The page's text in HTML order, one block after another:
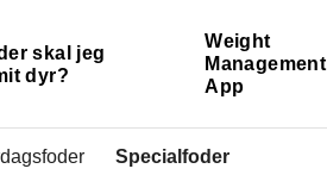
skal jeg
dyr?
Weight
Management
App
Specialfoder